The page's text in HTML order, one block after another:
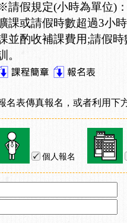
請假規定(小時為單位)
課或請假時數超過3小
並酌收補課費用;請假
。
名表傳真報名，或者利用下
個人報名